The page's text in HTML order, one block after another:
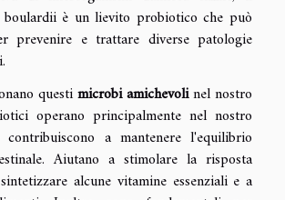
boulardii è un lievito probiotico che può
prevenire e trattare diverse patologie
questimicrobi amichevolinel nostro
operano principalmente nel nostro
a mantenere l'equilibrio
Aiutano a stimolare la risposta
alcune vitamine essenziali e a